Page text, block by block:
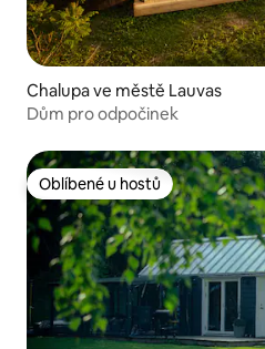
Chalupa ve městě Lauvas
Dům pro odpočinek
Oblíbené u hostů
Oblíbené u hostů